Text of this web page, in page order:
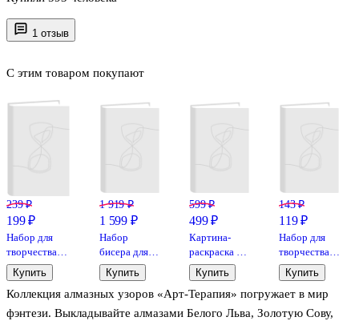
1 отзыв
Коллекция алмазных узоров «Арт-Терапия» погружает в мир
фэнтези. Выкладывайте алмазами Белого Льва, Золотую Сову,
С этим товаром покупают
239 ₽
199 ₽
Набор для
творчества
Lori. Гравюра
большая с
эффектом
золота
Купить
1 919 ₽
1 599 ₽
Набор
бисера для
рукоделия
Купить
599 ₽
499 ₽
Картина-
раскраска по
номерам
Mini «Маяк
на закате»,
20 х 14 см,
Купить
143 ₽
119 ₽
Набор для
творчества
LORI.
Фреска.
Истории
юных ниндзя
Купить